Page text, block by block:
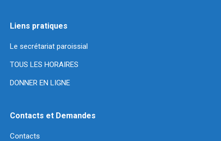
Liens pratiques
Le secrétariat paroissial
TOUS LES HORAIRES
DONNER EN LIGNE
Contacts et Demandes
Contacts